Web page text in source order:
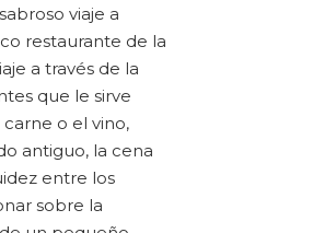
viaje a
restaurante de la
a través de la
que le sirve
o el vino,
antiguo, la cena
entre los
sobre la